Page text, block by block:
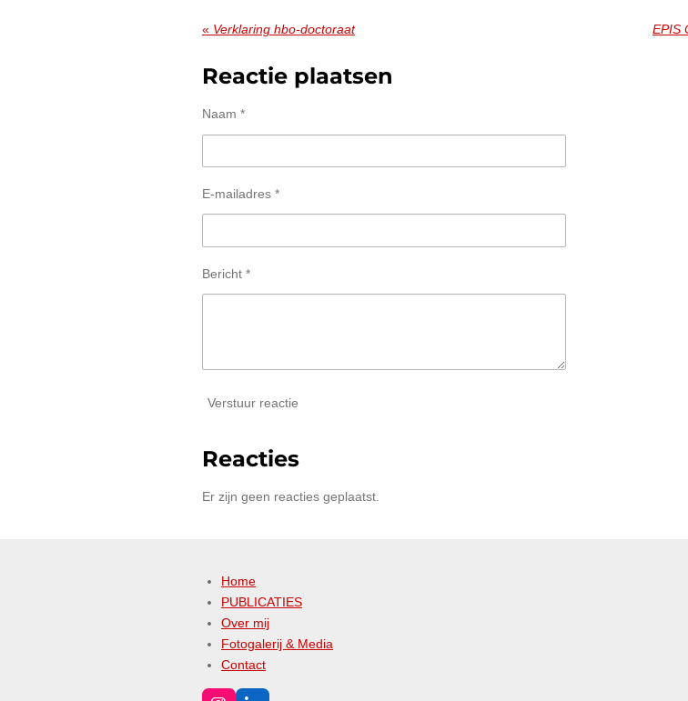
« Verklaring hbo-doctoraat
Reactie plaatsen
Naam *
E-mailadres *
Bericht *
Verstuur reactie
Reacties
Er zijn geen reacties geplaatst.
Home
PUBLICATIES
Over mij
Fotogalerij & Media
Contact